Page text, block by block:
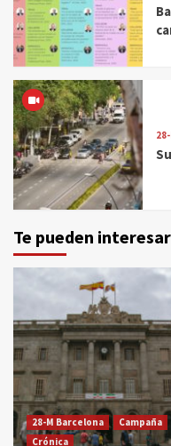
Te pueden interesar
28-M Barcelona
Campaña
Crónica